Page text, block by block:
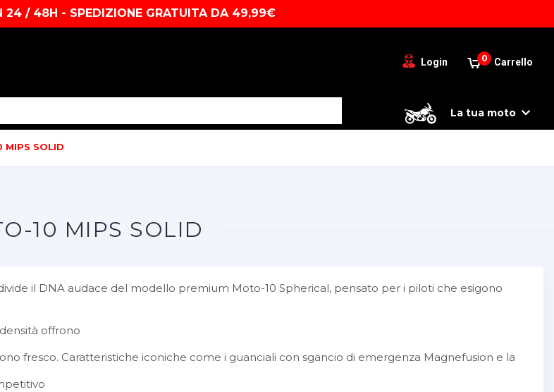
24 / 48H - SPEDIZIONE GRATUITA DA 49,99€
0 Carrello
Login
La tua moto
MIPS SOLID
10 MIPS SOLID
il DNA audace del modello premium Moto-10 Spherical, pensato per i piloti che esigono
offrono
fresco. Caratteristiche iconiche come i guanciali con sgancio di emergenza Magnefusion e la